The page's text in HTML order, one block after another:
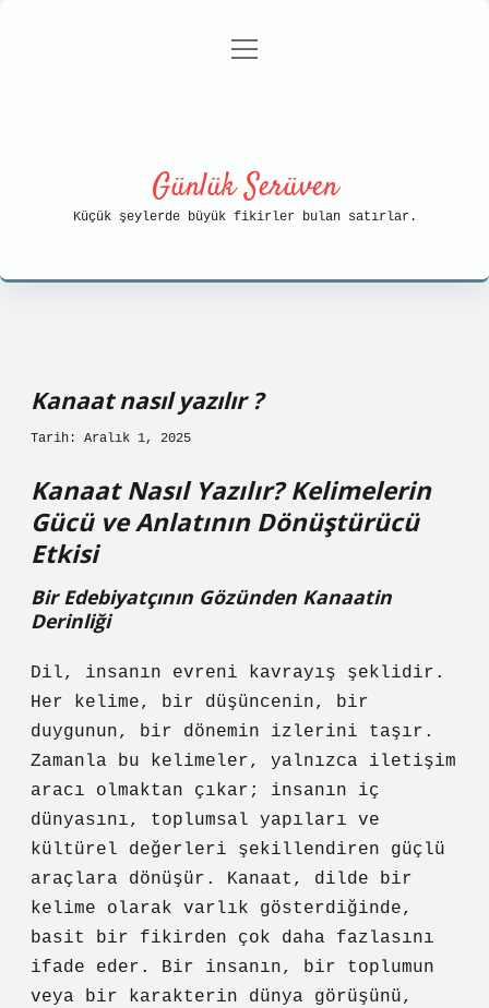
Gizlilik Politikası
menüyü
Günlük Serüven
Küçük şeylerde büyük fikirler bulan satırlar.
Kanaat nasıl yazılır ?
Tarih: Aralık 1, 2025
Kanaat Nasıl Yazılır? Kelimelerin
Gücü ve Anlatının Dönüştürücü
Etkisi
Bir Edebiyatçının Gözünden Kanaatin
Derinliği
Dil, insanın evreni kavrayış şeklidir.
Her kelime, bir düşüncenin, bir
duygunun, bir dönemin izlerini taşır.
Zamanla bu kelimeler, yalnızca iletişim
aracı olmaktan çıkar; insanın iç
dünyasını, toplumsal yapıları ve
kültürel değerleri şekillendiren güçlü
araçlara dönüşür. Kanaat, dilde bir
kelime olarak varlık gösterdiğinde,
basit bir fikirden çok daha fazlasını
ifade eder. Bir insanın, bir toplumun
veya bir karakterin dünya görüşünü,